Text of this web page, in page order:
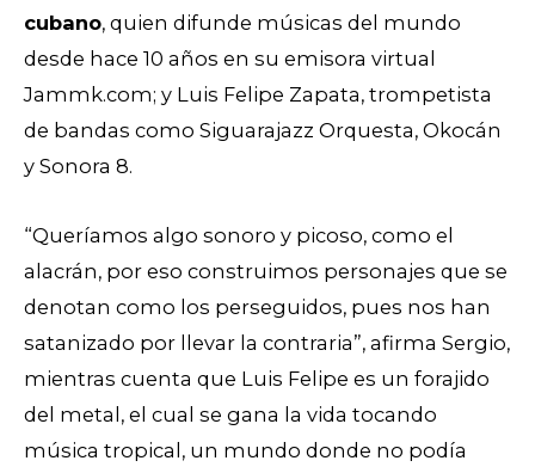
cubano, quien difunde músicas del mundo
desde hace 10 años en su emisora virtual
Jammk.com; y Luis Felipe Zapata, trompetista
de bandas como Siguarajazz Orquesta, Okocán
y Sonora 8.
“Queríamos algo sonoro y picoso, como el
alacrán, por eso construimos personajes que se
denotan como los perseguidos, pues nos han
satanizado por llevar la contraria”, afirma Sergio,
mientras cuenta que Luis Felipe es un forajido
del metal, el cual se gana la vida tocando
música tropical, un mundo donde no podía